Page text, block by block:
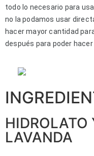
todo lo necesario para
no la podamos usar
hacer mayor cantidad
después para poder
HIDROLATO
LAVANDA